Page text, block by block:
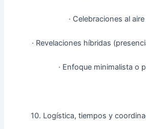
· Celebraciones al
· Revelaciones híbridas
· Enfoque minimalista o
10. Logística, tiempos y